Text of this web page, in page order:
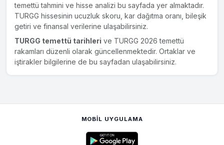
temettü tahmini ve hisse analizi bu sayfada yer almaktadır.
TURGG hissesinin ucuzluk skoru, kar dağıtma oranı, bileşik
getiri ve finansal verilerine ulaşabilirsiniz.
TURGG temettü tarihleri ve TURGG 2026 temettü
rakamları düzenli olarak güncellenmektedir. Ortaklar ve
iştirakler bilgilerine de bu sayfadan ulaşabilirsiniz.
MOBIL UYGULAMA